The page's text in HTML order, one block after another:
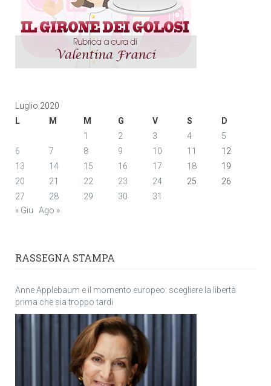
Luglio 2020
L
M M G V S
D
1
2 3 4
5
6
7 8 9 10 11
12
13
14 15 16 17 18
19
20
21 22 23 24 25
26
27
28 29 30
31
« Giu
Ago »
RASSEGNA STAMPA
Anne Applebaum e il momento europeo: scegliere la libertà
prima che sia troppo tardi